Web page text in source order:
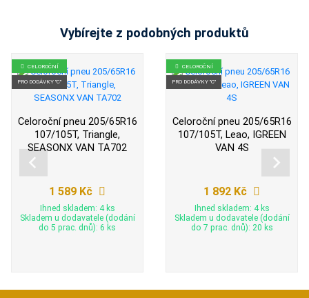
Vybírejte z podobných produktů
CELOROČNÍ
PRO DODÁVKY "C"
Celoroční pneu 205/65R16
107/105T, Triangle,
SEASONX VAN TA702
1 589 Kč
Ihned skladem: 4 ks
Skladem u dodavatele (dodání
do 5 prac. dnů): 6 ks
CELOROČNÍ
PRO DODÁVKY "C"
Celoroční pneu 205/65R16
107/105T, Leao, IGREEN
VAN 4S
1 892 Kč
Ihned skladem: 4 ks
Skladem u dodavatele (dodání
do 7 prac. dnů): 20 ks